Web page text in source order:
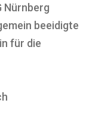
Nürnberg
beeidigte
für die